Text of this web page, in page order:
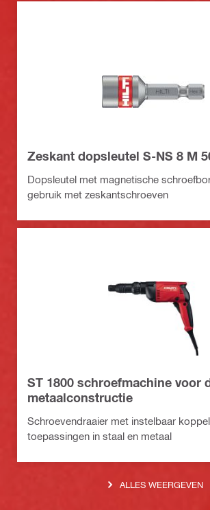
Zeskant dopsleutel S-NS 8 M
Dopsleutel met magnetische
gebruik met zeskantschroeven
ST 1800 schroefmachine voor
metaalconstructie
Schroevendraaier met instelbaar
toepassingen in staal en metaal
ALLES WEERGEVEN